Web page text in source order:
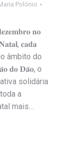
Polónio
𝐧𝐨
𝐜𝐚𝐝𝐚
âmbito do
𝐝𝐨 𝐃𝐚̃𝐨, o
solidária
a
mais…